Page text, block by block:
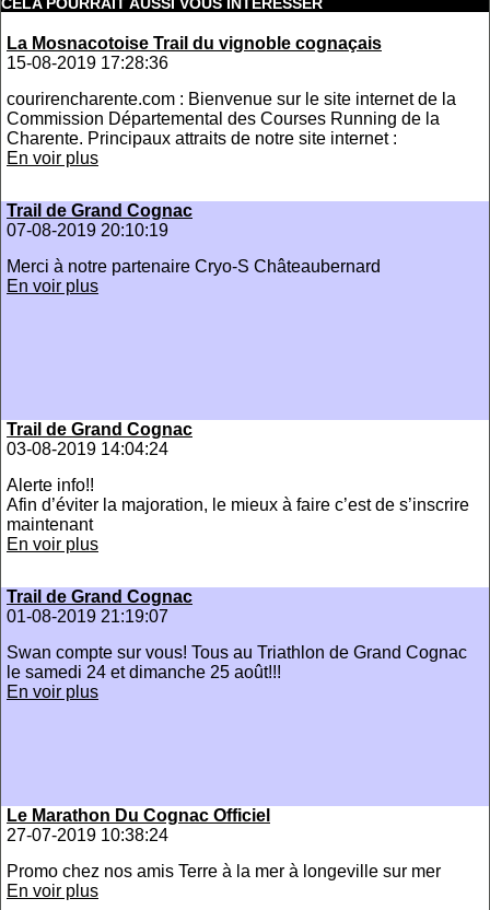
La Mosnacotoise Trail du vignoble cognaçais
15-08-2019 17:28:36
courirencharente.com : Bienvenue sur le site internet de la
Commission Départemental des Courses Running de la
Charente. Principaux attraits de notre site internet :
En voir plus
Trail de Grand Cognac
07-08-2019 20:10:19
Merci à notre partenaire Cryo-S Châteaubernard
En voir plus
Trail de Grand Cognac
03-08-2019 14:04:24
Alerte info!!
Afin d’éviter la majoration, le mieux à faire c’est de s’inscrire
maintenant
En voir plus
Trail de Grand Cognac
01-08-2019 21:19:07
Swan compte sur vous! Tous au Triathlon de Grand Cognac
le samedi 24 et dimanche 25 août!!!
En voir plus
Le Marathon Du Cognac Officiel
27-07-2019 10:38:24
Promo chez nos amis Terre à la mer à longeville sur mer
En voir plus